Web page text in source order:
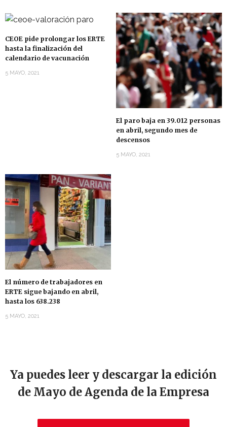
CEOE pide prolongar los ERTE
hasta la finalización del
calendario de vacunación
5 MAYO, 2021
El paro baja en 39.012 personas
en abril, segundo mes de
descensos
5 MAYO, 2021
El número de trabajadores en
ERTE sigue bajando en abril,
hasta los 638.238
5 MAYO, 2021
Ya puedes leer y descargar la edición
de Mayo de Agenda de la Empresa